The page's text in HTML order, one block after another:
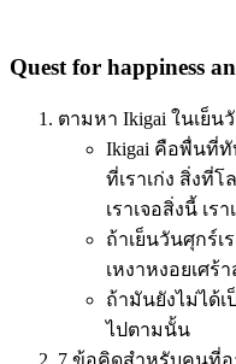
Quest for happiness
ตามหา Ikigai ในเย็น
Ikigai คือพื่นที่ทั
ที่เราเก่ง สิ่งที่โ
เราเจอสิ่งนี้ เร
ถ้าเย็นวันศุกร์เ
เหงาหงอยเศร้
ถ้ามันยังไม่ได้
ไปตามนั้น
7 ข้อคิดสำหรับคนที่อ